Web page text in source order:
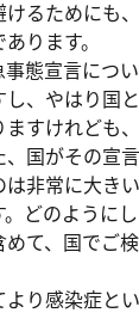
るためにも
ります。
態宣言につ
、やはり国
すけれども
国がその宣
非常に大き
どのように
て、国でご
り感染症と